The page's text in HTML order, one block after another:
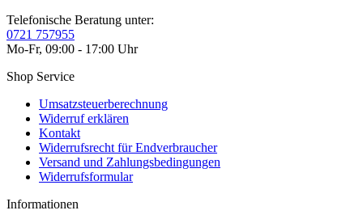
Telefonische Beratung unter:
0721 757955
Mo-Fr, 09:00 - 17:00 Uhr
Shop Service
Umsatzsteuerberechnung
Widerruf erklären
Kontakt
Widerrufsrecht für Endverbraucher
Versand und Zahlungsbedingungen
Widerrufsformular
Informationen